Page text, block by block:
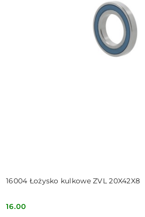
16004 Łożysko kulkowe ZVL 20X42X8
Cena:
16.00